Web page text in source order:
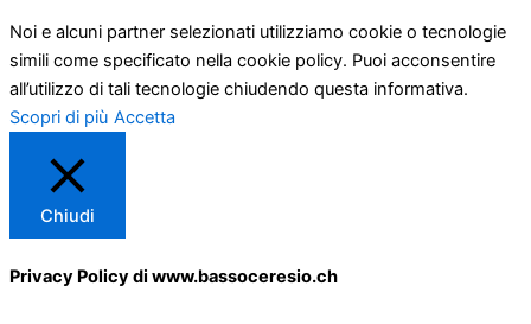
Noi e alcuni partner selezionati utilizziamo cookie o tecnologie
simili come specificato nella cookie policy. Puoi acconsentire
all’utilizzo di tali tecnologie chiudendo questa informativa.
Scopri di più Accetta
Chiudi
Privacy Policy di www.bassoceresio.ch